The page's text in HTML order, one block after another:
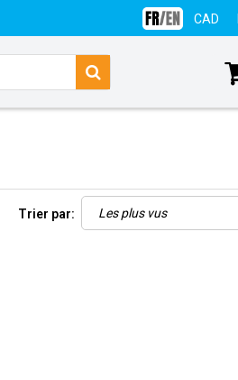
CAD
Trier par: